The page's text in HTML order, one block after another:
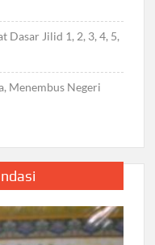
Dasar Jilid 1, 2, 3, 4, 5,
Menembus Negeri